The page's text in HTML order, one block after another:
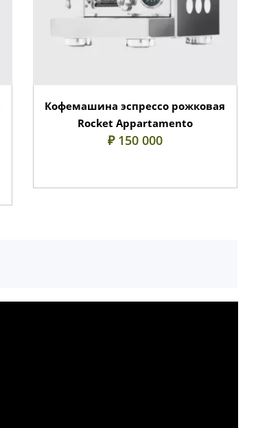
Кофемашина эспрессо рожковая
Rocket Appartamento
₽ 150 000